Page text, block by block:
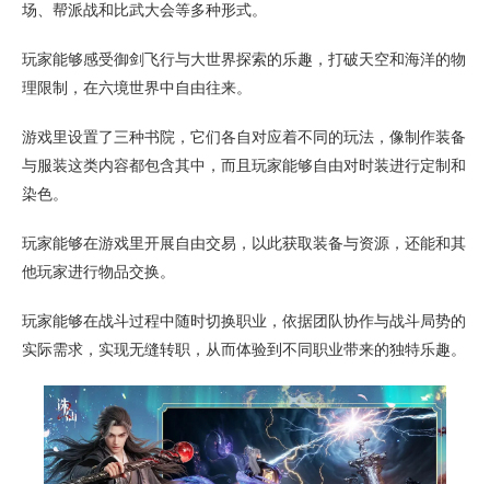
场、帮派战和比武大会等多种形式。
玩家能够感受御剑飞行与大世界探索的乐趣，打破天空和海洋的物
理限制，在六境世界中自由往来。
游戏里设置了三种书院，它们各自对应着不同的玩法，像制作装备
与服装这类内容都包含其中，而且玩家能够自由对时装进行定制和
染色。
玩家能够在游戏里开展自由交易，以此获取装备与资源，还能和其
他玩家进行物品交换。
玩家能够在战斗过程中随时切换职业，依据团队协作与战斗局势的
实际需求，实现无缝转职，从而体验到不同职业带来的独特乐趣。